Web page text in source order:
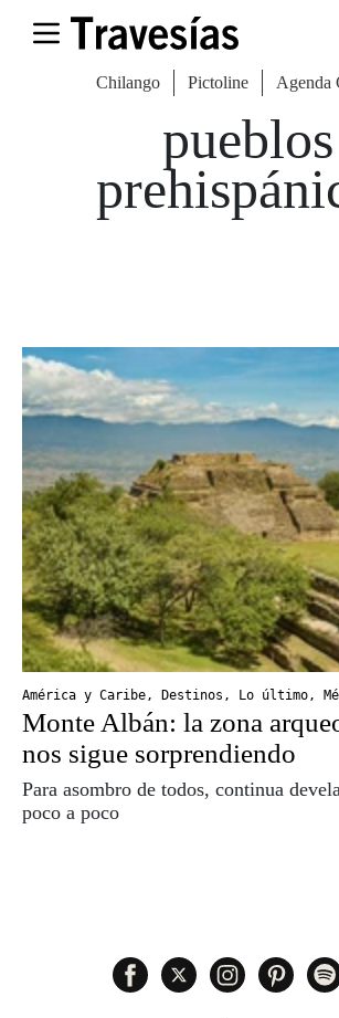
Chilango Pictoline Agenda
pueblos
América y Caribe, Destinos , Lo último,
Monte Albán: la zona
nos sigue sorprendiendo
Para asombro de todos, continua
poco a poco